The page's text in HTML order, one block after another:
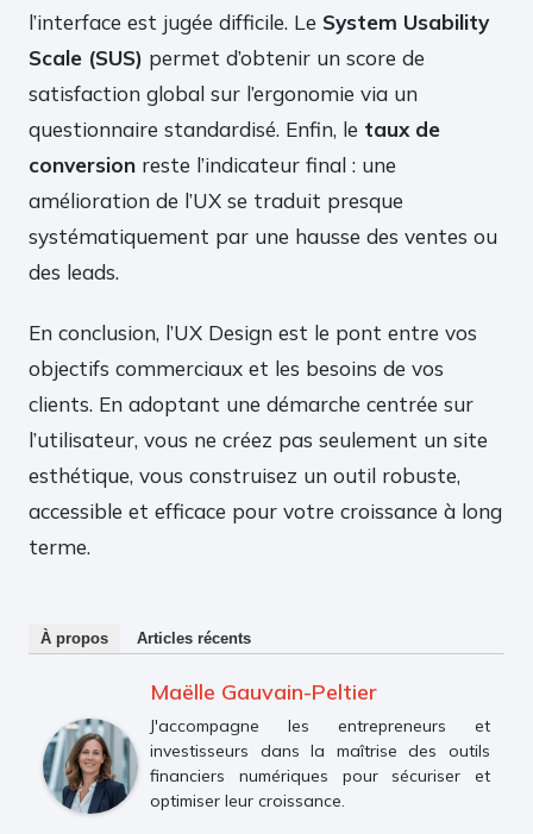
l’interface est jugée difficile. Le System Usability
Scale (SUS) permet d’obtenir un score de
satisfaction global sur l’ergonomie via un
questionnaire standardisé. Enfin, le taux de
conversion reste l’indicateur final : une
amélioration de l’UX se traduit presque
systématiquement par une hausse des ventes ou
des leads.
En conclusion, l’UX Design est le pont entre vos
objectifs commerciaux et les besoins de vos
clients. En adoptant une démarche centrée sur
l’utilisateur, vous ne créez pas seulement un site
esthétique, vous construisez un outil robuste,
accessible et efficace pour votre croissance à long
terme.
À propos Articles récents
Maëlle Gauvain-Peltier
J'accompagne les entrepreneurs et
investisseurs dans la maîtrise des outils
financiers numériques pour sécuriser et
optimiser leur croissance.